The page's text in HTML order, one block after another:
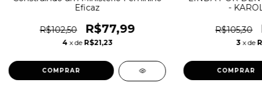
Eficaz
R$102,50 R$77,99
4 x de R$21,23
-
R$105,30
3 x de